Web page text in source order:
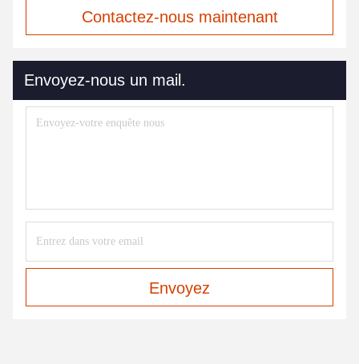
Contactez-nous maintenant
Envoyez-nous un mail.
Envoyez